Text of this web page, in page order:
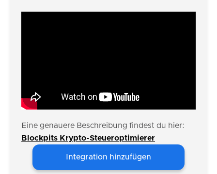
Eine genauere Beschreibung findest du hier:
Blockpits Krypto-Steueroptimierer
Integration hinzufügen